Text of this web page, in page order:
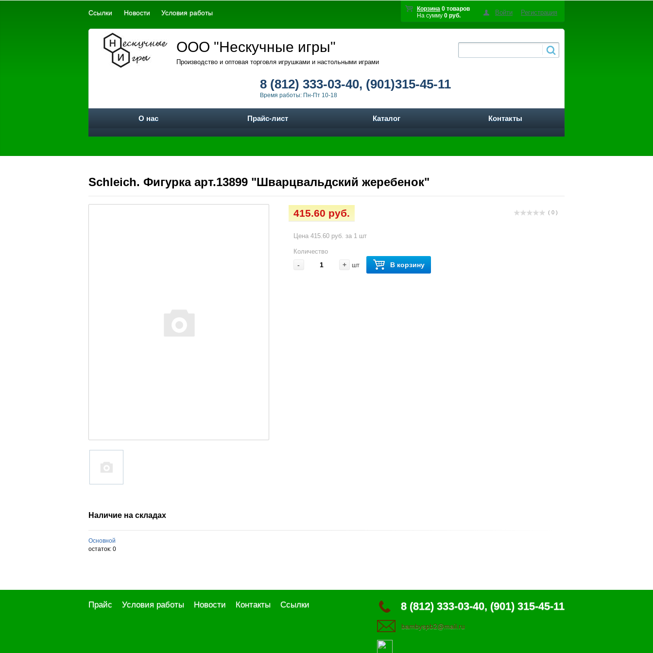
Корзина 0 товаров
На сумму 0 руб. Войти Регистрация
Ссылки Новости Условия работы
ООО "Нескучные игры"
Производство и оптовая торговля игрушками и настольными играми
8 (812) 333-03-40, (901)315-45-11
Время работы: Пн-Пт 10-18
О нас Прайс-лист Каталог Контакты
Schleich. Фигурка арт.13899 "Шварцвальдский жеребенок"
( 0 )
415.60 руб.
Цена 415.60 руб. за 1 шт
Количество
- + шт В корзину
Наличие на складах
Основной
остаток: 0
8 (812) 333-03-40, (901) 315-45-11
bambyspb2@mail.ru
Прайс Условия работы Новости Контакты Ссылки